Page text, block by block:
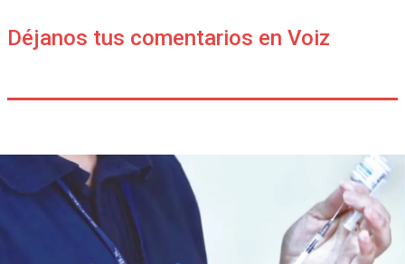
Déjanos tus comentarios en Voiz